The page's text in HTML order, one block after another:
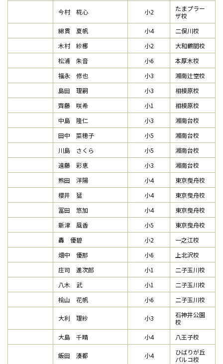
今村 椛心 小2
たまプラー
ザ校
綿貫 夏帆
小4
二俣川校
木村 紗梛
小2
大和鶴間校
松浦 朱音
小6
本厚木校
福永 修也
小3
湘南辻堂校
島田 理嗣
小3
相模原校
齊藤 咲希
小1
相模原校
中島 隆仁
小3
湘南台校
田中 菜穂子
小5
湘南台校
川島 さくら
小5
湘南台校
遠藤 彩恵
小3
湘南台校
熊田 洋陽
小4
東京曳舟校
櫻井 猛
小4
東京曳舟校
冨田 悠加
小4
東京曳舟校
新津 風香
小5
東京曳舟校
轟 優碧
小2
一之江校
畑中 優那
小6
上北沢校
庄司 進次郎
小1
二子玉川校
八木 武
小1
二子玉川校
桧山 花帆
小6 二子玉川校
大利 理紗 小3
石神井公園
校
大島 千晴
小4 八王子校
飯田 湊都 小4
ひばりが丘
パルコ校